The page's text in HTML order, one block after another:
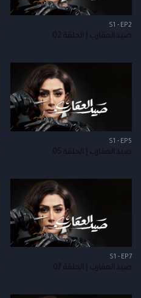
S1 - EP2
صيد العقارب | الحلقة 02
S1 - EP5
صيد العقارب | الحلقة 05
S1 - EP7
صيد العقارب | الحلقة 07